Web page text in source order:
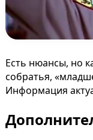
Есть нюансы, но
собратья,
Информация